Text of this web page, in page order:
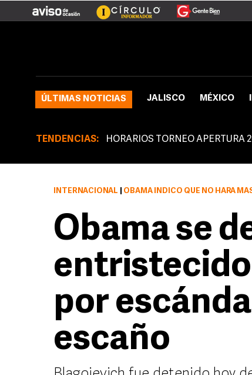
ÚLTIMAS NOTICIAS JALISCO MÉXICO
TENDENCIAS: HORARIOS TORNEO APERTURA
INTERNACIONAL OBAMA INDICÓ QUE NO HARÁ
Obama se
por
escaño